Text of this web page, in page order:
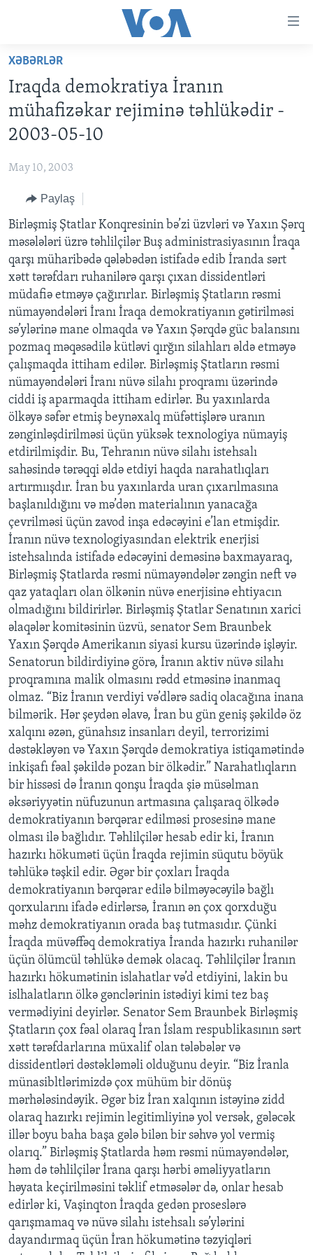
Skip
main
content
Skip
to
main
Navigation
Search
ANA SƏHİFƏ
PROQRAMLAR
AMERIKA İCMALI
FAKTLAR NƏ DEYIR?
AZƏRBAYCAN
UKRAYNA BÖHRANI
İSRAIL-HƏMAS MÜNAQIŞƏSI
ABŞ
ABŞ SEÇKILƏRI 2024
İRAN AZƏRBAYCANI
VIDEOLAR
MEDIA AZADLIĞI
BAŞ MƏQALƏ
LEARNING ENGLISH
BIZI IZLƏYIN
Dillər
XƏBƏRLƏR
Iraqda demokratiya İranın
mühafizəkar rejiminə təhlükədir -
2003-05-10
May 10, 2003
Paylaş
Birləşmiş Ştatlar Konqresinin bə’zi üzvləri və Yaxın Şərq
məsələləri üzrə təhlilçilər Buş administrasiyasının İraqa
qarşı müharibədə qələbədən istifadə edib İranda sərt
xətt tərəfdarı ruhanilərə qarşı çıxan dissidentləri
müdafiə etməyə çağırırlar. Birləşmiş Ştatların rəsmi
nümayəndələri İranı İraqa demokratiyanın gətirilməsi
sə’ylərinə mane olmaqda və Yaxın Şərqdə güc balansını
pozmaq məqəsədilə kütləvi qırğın silahları əldə etməyə
çalışmaqda ittiham edilər. Birləşmiş Ştatların rəsmi
nümayəndələri İranı nüvə silahı proqramı üzərində
ciddi iş aparmaqda ittiham edirlər. Bu yaxınlarda
ölkəyə səfər etmiş beynəxalq müfəttişlərə uranın
zənginləşdirilməsi üçün yüksək texnologiya nümayiş
etdirilmişdir. Bu, Tehranın nüvə silahı istehsalı
sahəsində tərəqqi əldə etdiyi haqda narahatlıqları
artırmıışdır. İran bu yaxınlarda uran çıxarılmasına
başlanıldığını və mə’dən materialının yanacağa
çevrilməsi üçün zavod inşa edəcəyini e’lan etmişdir.
İranın nüvə texnologiyasından elektrik enerjisi
istehsalında istifadə edəcəyini deməsinə baxmayaraq,
Birləşmiş Ştatlarda rəsmi nümayəndələr zəngin neft və
qaz yataqları olan ölkənin nüvə enerjisinə ehtiyacın
olmadığını bildirirlər. Birləşmiş Ştatlar Senatının xarici
əlaqələr komitəsinin üzvü, senator Sem Braunbek
Yaxın Şərqdə Amerikanın siyasi kursu üzərində işləyir.
Senatorun bildirdiyinə görə, İranın aktiv nüvə silahı
proqramına malik olmasını rədd etməsinə inanmaq
olmaz. “Biz İranın verdiyi və’dlərə sadiq olacağına inana
bilmərik. Hər şeydən əlavə, İran bu gün geniş şəkildə öz
xalqını əzən, günahsız insanları deyil, terrorizimi
dəstəkləyən və Yaxın Şərqdə demokratiya istiqamətində
inkişafı fəal şəkildə pozan bir ölkədir.” Narahatlıqların
bir hissəsi də İranın qonşu İraqda şiə müsəlman
əksəriyyətin nüfuzunun artmasına çalışaraq ölkədə
demokratiyanın bərqərar edilməsi prosesinə mane
olması ilə bağlıdır. Təhlilçilər hesab edir ki, İranın
hazırkı hökuməti üçün İraqda rejimin süqutu böyük
təhlükə təşkil edir. Əgər bir çoxları İraqda
demokratiyanın bərqərar edilə bilməyəcəyilə bağlı
qorxularını ifadə edirlərsə, İranın ən çox qorxduğu
məhz demokratiyanın orada baş tutmasıdır. Çünki
İraqda müvəffəq demokratiya İranda hazırkı ruhanilər
üçün ölümcül təhlükə demək olacaq. Təhlilçilər İranın
hazırkı hökumətinin islahatlar və’d etdiyini, lakin bu
islhalatların ölkə gənclərinin istədiyi kimi tez baş
vermədiyini deyirlər. Senator Sem Braunbek Birləşmiş
Ştatların çox fəal olaraq İran İslam respublikasının sərt
xətt tərəfdarlarına müxalif olan tələbələr və
dissidentləri dəstəkləməli olduğunu deyir. “Biz İranla
münasibltlərimizdə çox mühüm bir dönüş
mərhələsindəyik. Əgər biz İran xalqının istəyinə zidd
olaraq hazırkı rejimin legitimliyinə yol versək, gələcək
illər boyu baha başa gələ bilən bir səhvə yol vermiş
olarıq.” Birləşmiş Ştatlarda həm rəsmi nümayəndələr,
həm də təhlilçilər İrana qarşı hərbi əməliyyatların
həyata keçirilməsini təklif etməsələr də, onlar hesab
edirlər ki, Vaşinqton İraqda gedən proseslərə
qarışmamaq və nüvə silahı istehsalı sə’ylərini
dayandırmaq üçün İran hökumətinə təzyiqləri